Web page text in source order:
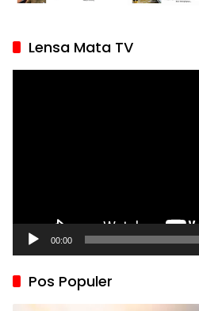
Lensa Mata TV
00:00
Pos Populer